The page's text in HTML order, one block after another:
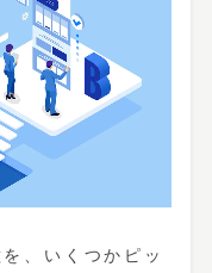
、いくつかピッ